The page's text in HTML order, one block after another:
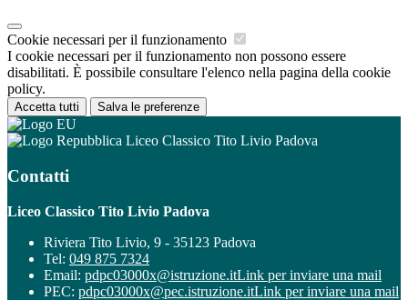
Cookie necessari per il funzionamento
I cookie necessari per il funzionamento non possono essere
disabilitati. È possibile consultare l'elenco nella pagina della cookie
policy.
Accetta tutti Salva le preferenze
Liceo Classico Tito Livio Padova
Contatti
Liceo Classico Tito Livio Padova
Riviera Tito Livio, 9 - 35123 Padova
Tel: 049 875 7324
Email: pdpc03000x@istruzione.itLink per inviare una mail
PEC: pdpc03000x@pec.istruzione.itLink per inviare una mail